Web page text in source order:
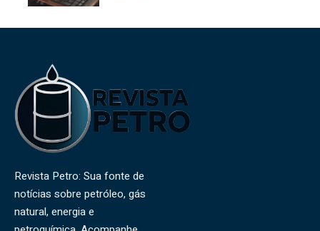
Revista Petro: Sua fonte de
notícias sobre petróleo, gás
natural, energia e